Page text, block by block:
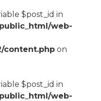
$post_id in
web-
content.phpon
$post_id in
web-